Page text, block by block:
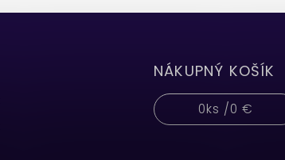
NÁKUPNÝ KOŠÍK
0ks /0 €